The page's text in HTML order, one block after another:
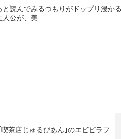
読んでみるつもりがドップリ浸か
公が、美...
茶店じゅるびあん｣のエビピラフ